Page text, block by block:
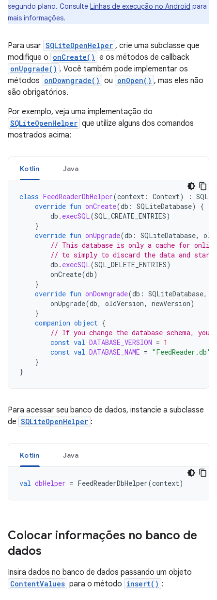
segundo plano. Consulte Linhas de execução no Android para
mais informações.
Para usar SQLiteOpenHelper , crie uma subclasse que
modifique o onCreate() e os métodos de callback
onUpgrade() . Você também pode implementar os
métodos onDowngrade() ou onOpen() , mas eles não
são obrigatórios.
Por exemplo, veja uma implementação do
SQLiteOpenHelper que utilize alguns dos comandos
mostrados acima:
Kotlin Java
class FeedReaderDbHelper(context : Context) :
override fun onCreate(db : SQLiteDatabase)
{
db . execSQL(SQL_CREATE_ENTRIES)
}
override fun onUpgrade(db : SQLiteDatabase,
// This database is only a cache for
// to simply to discard the data and start
db . execSQL(SQL_DELETE_ENTRIES)
onCreate(db)
}
override fun onDowngrade(db : SQLiteDatabase,
onUpgrade(db, oldVersion, newVersion)
}
companion object {
// If you change the database schema, you
const val DATABASE_VERSION = 1
const val DATABASE_NAME = "FeedReader.db"
}
}
Para acessar seu banco de dados, instancie a subclasse
de SQLiteOpenHelper :
Kotlin Java
val dbHelper = FeedReaderDbHelper(context)
Colocar informações no banco de
dados
Insira dados no banco de dados passando um objeto
ContentValues para o método insert() :